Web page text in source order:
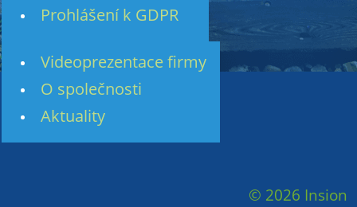
Prohlášení k GDPR
Videoprezentace firmy
O společnosti
Aktuality
© 2026 Insion